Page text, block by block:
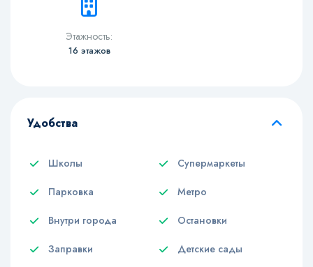
Этажность:
16 этажов
Удобства
Школы Супермаркеты
Парковка Метро
Внутри города Остановки
Заправки Детские сады